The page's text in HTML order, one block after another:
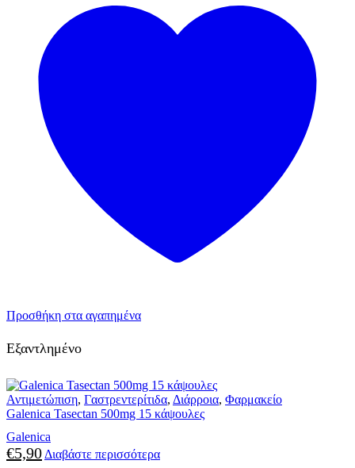
Προσθήκη στα αγαπημένα
Εξαντλημένο
Αντιμετώπιση, Γαστρεντερίτιδα, Διάρροια, Φαρμακείο
Galenica Tasectan 500mg 15 κάψουλες
Galenica
€5,90 Διαβάστε περισσότερα